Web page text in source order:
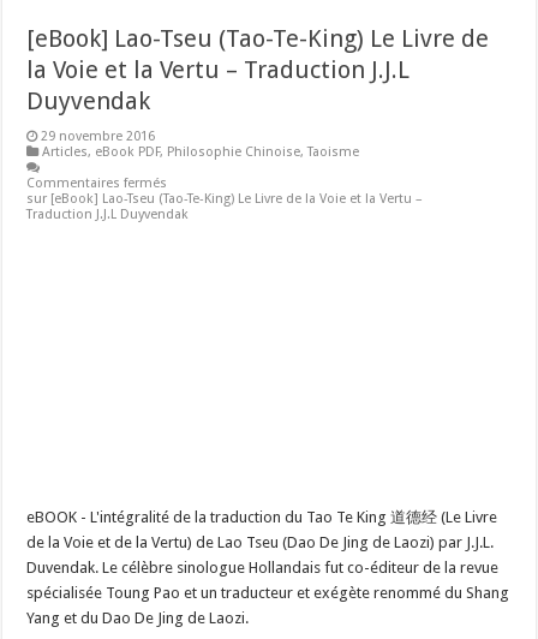
[eBook] Lao-Tseu (Tao-Te-King) Le Livre de
la Voie et la Vertu – Traduction J.J.L
Duyvendak
29 novembre 2016
Articles, eBook PDF, Philosophie Chinoise,Taoisme
Commentaires fermés
sur [eBook] Lao-Tseu (Tao-Te-King) Le Livre de la Voie et la Vertu –
Traduction J.J.L Duyvendak
eBOOK - L'intégralité de la traduction du Tao Te King 道德经 (Le Livre
de la Voie et de la Vertu) de Lao Tseu (Dao De Jing de Laozi) par J.J.L.
Duvendak. Le célèbre sinologue Hollandais fut co-éditeur de la revue
spécialisée Toung Pao et un traducteur et exégète renommé du Shang
Yang et du Dao De Jing de Laozi.